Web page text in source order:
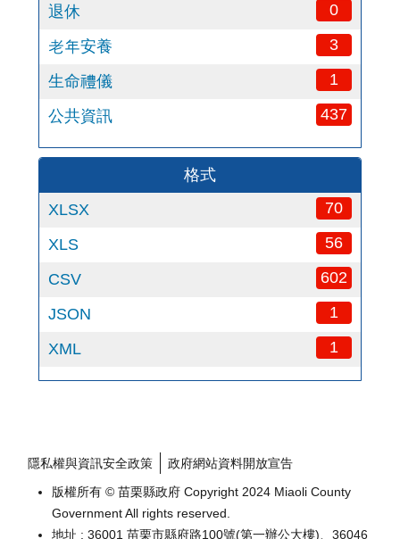
退休 0
老年安養 3
生命禮儀 1
公共資訊 437
格式
XLSX
70
XLS 56
CSV 602
JSON 1
XML 1
隱私權與資訊安全政策
政府網站資料開放宣告
版權所有 © 苗栗縣政府 Copyright 2024 Miaoli County
Government All rights reserved.
地址 : 36001 苗栗市縣府路100號(第一辦公大樓)、36046